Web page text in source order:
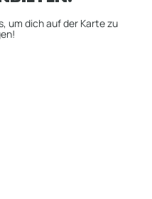
um dich auf der Karte zu